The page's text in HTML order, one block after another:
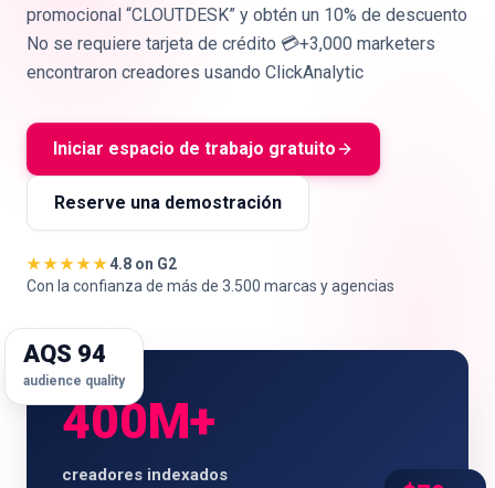
🇪🇸ES
promocional “CLOUTDESK” y obtén un 10% de descuento
No se requiere tarjeta de crédito 💳+3,000 marketers
encontraron creadores usando ClickAnalytic
Iniciar espacio de trabajo gratuito
Reserve una demostración
★★★★★4.8 on G2
Con la confianza de más de 3.500 marcas y agencias
400M+
creadores indexados
AQS 94
audience quality